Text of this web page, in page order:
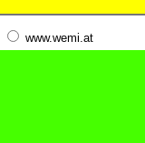
www.wemi.at